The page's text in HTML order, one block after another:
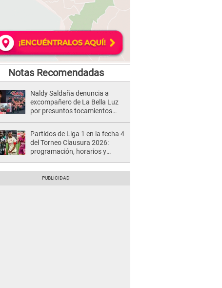
Notas Recomendadas
Naldy Saldaña denuncia a
excompañero de La Bella Luz
por presuntos tocamientos
Partidos de Liga 1 en la fecha 4
del Torneo Clausura 2026:
programación, horarios y